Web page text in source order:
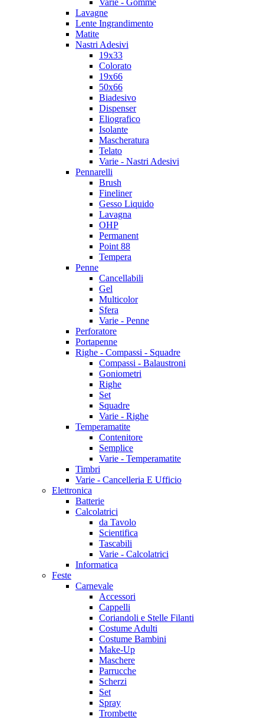
Varie - Gomme
Lavagne
Lente Ingrandimento
Matite
Nastri Adesivi
19x33
Colorato
19x66
50x66
Biadesivo
Dispenser
Eliografico
Isolante
Mascheratura
Telato
Varie - Nastri Adesivi
Pennarelli
Brush
Fineliner
Gesso Liquido
Lavagna
OHP
Permanent
Point 88
Tempera
Penne
Cancellabili
Gel
Multicolor
Sfera
Varie - Penne
Perforatore
Portapenne
Righe - Compassi - Squadre
Compassi - Balaustroni
Goniometri
Righe
Set
Squadre
Varie - Righe
Temperamatite
Contenitore
Semplice
Varie - Temperamatite
Timbri
Varie - Cancelleria E Ufficio
Elettronica
Batterie
Calcolatrici
da Tavolo
Scientifica
Tascabili
Varie - Calcolatrici
Informatica
Feste
Carnevale
Accessori
Cappelli
Coriandoli e Stelle Filanti
Costume Adulti
Costume Bambini
Make-Up
Maschere
Parrucche
Scherzi
Set
Spray
Trombette